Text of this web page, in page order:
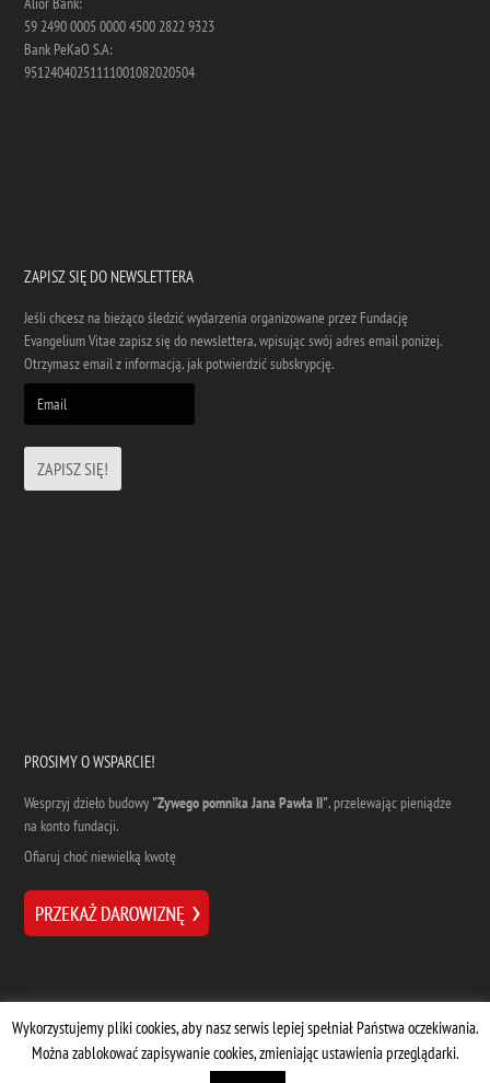
59 2490 0005 0000 4500 2822 9323
Bank PeKaO S.A:
95124040251111001082020504
ZAPISZ SIĘ DO NEWSLETTERA
Jeśli chcesz na bieżąco śledzić wydarzenia organizowane przez Fundację
Evangelium Vitae zapisz się do newslettera, wpisując swój adres email poniżej.
Otrzymasz email z informacją, jak potwierdzić subskrypcję.
PROSIMY O WSPARCIE!
Wesprzyj dzieło budowy "Zywego pomnika Jana Pawła II", przelewając pieniądze
na konto fundacji.
Ofiaruj choć niewielką kwotę
Designed byMarta Dziuba| Supported byStermedia
Wykorzystujemy pliki cookies, aby nasz serwis lepiej spełniał Państwa oczekiwania.
Można zablokować zapisywanie cookies, zmieniając ustawienia przeglądarki.